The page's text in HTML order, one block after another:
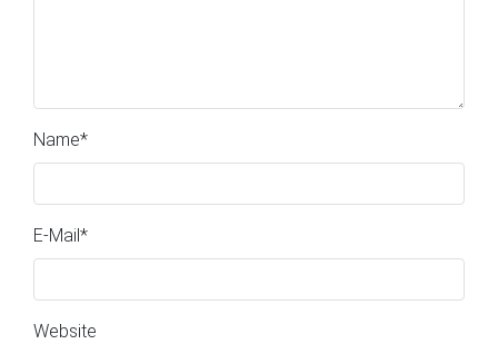
Name*
E-Mail*
Website